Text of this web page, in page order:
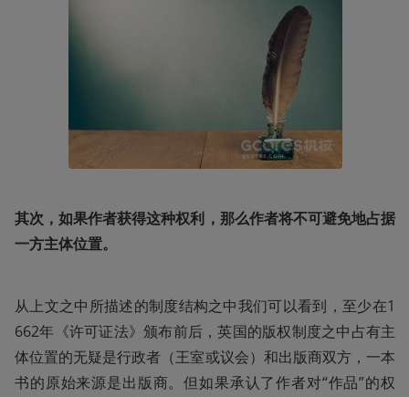
其次，如果作者获得这种权利，那么作者将不可避免地占据
一方主体位置。
从上文之中所描述的制度结构之中我们可以看到，至少在1
662年《许可证法》颁布前后，英国的版权制度之中占有主
体位置的无疑是行政者（王室或议会）和出版商双方，一本
书的原始来源是出版商。但如果承认了作者对“作品”的权